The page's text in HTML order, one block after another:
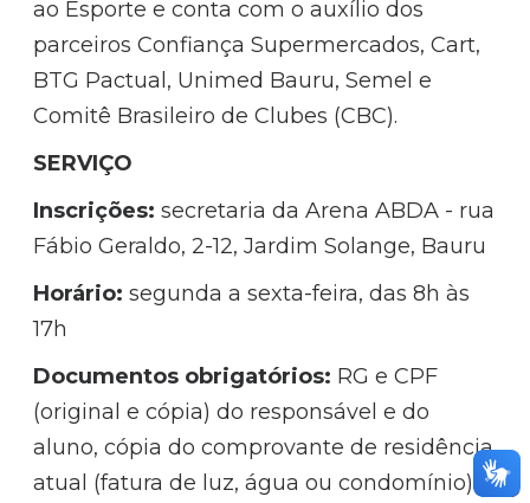
ao Esporte e conta com o auxílio dos
parceiros Confiança Supermercados, Cart,
BTG Pactual, Unimed Bauru, Semel e
Comitê Brasileiro de Clubes (CBC).
SERVIÇO
Inscrições: secretaria da Arena ABDA - rua
Fábio Geraldo, 2-12, Jardim Solange, Bauru
Horário: segunda a sexta-feira, das 8h às
17h
Documentos obrigatórios: RG e CPF
(original e cópia) do responsável e do
aluno, cópia do comprovante de residência
atual (fatura de luz, água ou condomínio).